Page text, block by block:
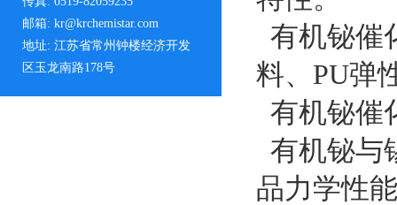
邮箱: kr@krchemistar.com
地址: 江苏省常州钟楼经济开发
区玉龙南路178号
有机铋催
料、PU弹
有机铋催
有机铋与
品力学性